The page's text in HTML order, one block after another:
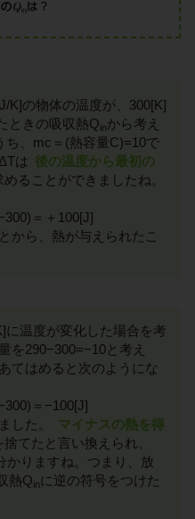
K]の物体の温度が、300[K]
ときの吸収熱Qinから考え
ち、mc＝(熱容量C)=10で
は 後の温度から最初の
めることができましたね。
＝＋100[J]
から、熱が与えられたこ
に温度が変化した場合を考
を290−300=−10と考え
てはめると次のようにな
＝−100[J]
した。
マイナスの熱を得
てたと言い換えられ、
かりますね。つまり、放
熱Qin に逆の符号をつけた